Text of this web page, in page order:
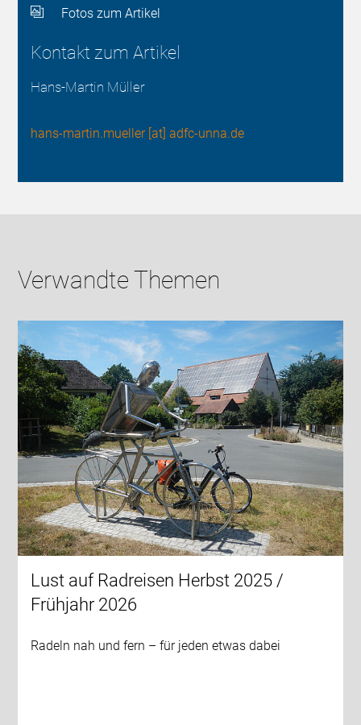
Fotos zum Artikel
Kontakt zum Artikel
Hans-Martin Müller
hans-martin.mueller [at] adfc-unna.de
Verwandte Themen
Lust auf Radreisen Herbst 2025 /
Frühjahr 2026
Radeln nah und fern – für jeden etwas dabei